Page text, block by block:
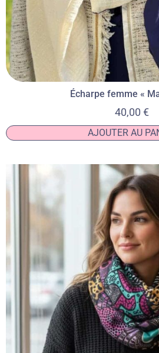
Écharpe femme «
40,00 €
AJOUTER AU